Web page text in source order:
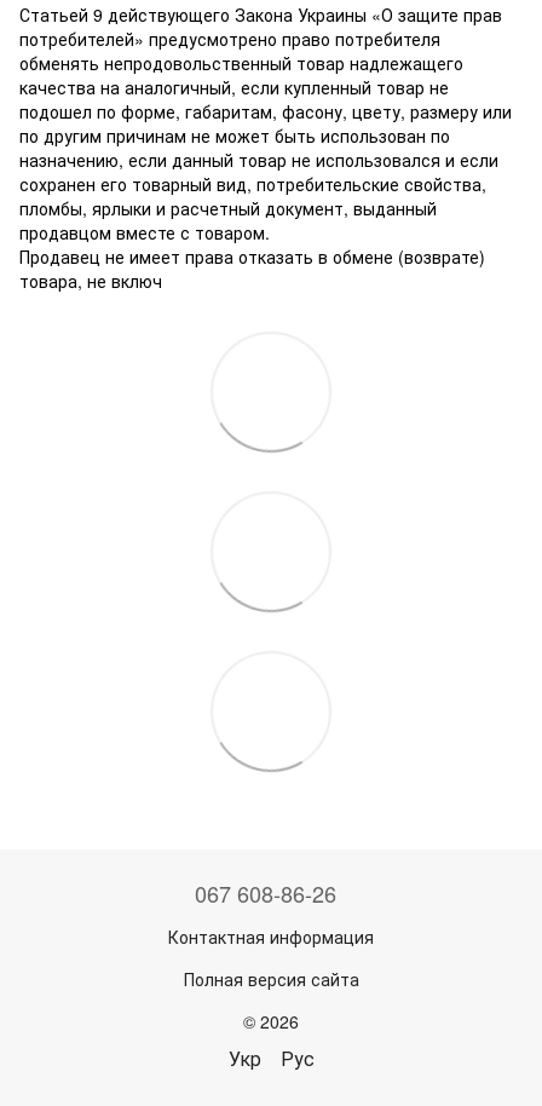
Статьей 9 действующего Закона Украины «О защите прав
потребителей» предусмотрено право потребителя
обменять непродовольственный товар надлежащего
качества на аналогичный, если купленный товар не
подошел по форме, габаритам, фасону, цвету, размеру или
по другим причинам не может быть использован по
назначению, если данный товар не использовался и если
сохранен его товарный вид, потребительские свойства,
пломбы, ярлыки и расчетный документ, выданный
продавцом вместе с товаром.
Продавец не имеет права отказать в обмене (возврате)
товара, не включ
067 608-86-26
Контактная информация
Полная версия сайта
© 2026
Укр Рус